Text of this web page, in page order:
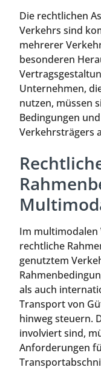
Die rechtlichen
Verkehrs sind
mehrerer
besonderen
Unternehmen,
nutzen, müssen
Bedingungen
Verkehrsträgers
Im multimodalen
rechtliche
genutztem
als auch
Transport von
hinweg steuern.
involviert sind,
Anforderungen